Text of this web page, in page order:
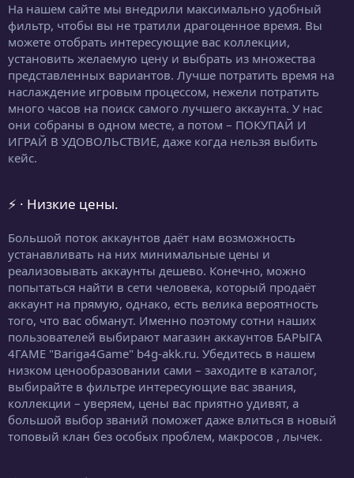
На нашем сайте мы внедрили максимально удобный
фильтр, чтобы вы не тратили драгоценное время. Вы
можете отобрать интересующие вас коллекции,
установить желаемую цену и выбрать из множества
представленных вариантов. Лучше потратить время на
наслаждение игровым процессом, нежели потратить
много часов на поиск самого лучшего аккаунта. У нас
они собраны в одном месте, а потом – ПОКУПАЙ И
ИГРАЙ В УДОВОЛЬСТВИЕ, даже когда нельзя выбить
кейс.
⚡ · Низкие цены.
Большой поток аккаунтов даёт нам возможность
устанавливать на них минимальные цены и
реализовывать аккаунты дешево. Конечно, можно
попытаться найти в сети человека, который продаёт
аккаунт на прямую, однако, есть велика вероятность
того, что вас обманут. Именно поэтому сотни наших
пользователей выбирают магазин аккаунтов БАРЫГА
4ГАМЕ "Bariga4Game" b4g-akk.ru. Убедитесь в нашем
низком ценообразовании сами – заходите в каталог,
выбирайте в фильтре интересующие вас звания,
коллекции – уверяем, цены вас приятно удивят, а
большой выбор званий поможет даже влиться в новый
топовый клан без особых проблем, макросов , лычек.